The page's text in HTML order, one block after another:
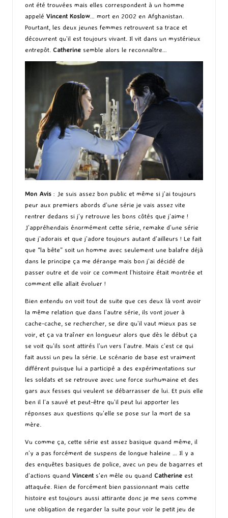
ont été trouvées mais elles correspondent à un homme
appelé Vincent Koslow… mort en 2002 en Afghanistan.
Pourtant, les deux jeunes femmes retrouvent sa trace et
découvrent qu’il est toujours vivant. Il vit dans un mystérieux
entrepôt. Catherine semble alors le reconnaître…
Mon Avis : Je suis assez bon public et même si j’ai toujours
peur aux premiers abords d’une série je vais assez vite
rentrer dedans si j’y retrouve les bons côtés que j’aime !
J’appréhendais énormément cette série, remake d’une série
que j’adorais et que j’adore toujours autant d’ailleurs ! Le fait
que “la bête” soit un homme avec seulement une balafre déjà
dans le principe ça me dérange mais bon j’ai décidé de
passer outre et de voir ce comment l’histoire était montrée et
comment elle allait évoluer !
Bien entendu on voit tout de suite que ces deux là vont avoir
la même relation que dans l’autre série, ils vont jouer à
cache-cache, se rechercher, se dire qu’il vaut mieux pas se
voir, et ça va traîner en longueur alors que dès le début ça
se voit qu’ils sont attirés l’un vers l’autre. Mais c’est ce qui
fait aussi un peu la série. Le scénario de base est vraiment
différent puisque lui a participé a des expérimentations sur
les soldats et se retrouve avec une force surhumaine et des
gars aux fesses qui veulent se débarrasser de lui. Et puis elle
ben il l’a sauvé et peut-être qu’il peut lui apporter les
réponses aux questions qu’elle se pose sur la mort de sa
mère.
Vu comme ça, cette série est assez basique quand même, il
n’y a pas forcément de suspens de longue haleine … Il y a
des enquêtes basiques de police, avec un peu de bagarres et
d’actions quand Vincent s’en mêle ou quand Catherine est
attaquée. Rien de forcément bien passionnant mais cette
histoire est toujours aussi attirante donc je me sens comme
une obligation de regarder la suite pour voir le petit jeu de